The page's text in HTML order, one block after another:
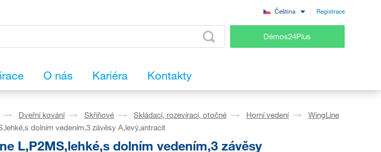
Čeština Registrace
Démos24Plus
O nás Kariéra Kontakty
Dveřní kování Skříňové Skládací, rozevírací, otočné Horní vedení
WingLine
dolním vedením,3 závěsy A,levý,antracit
L,P2MS,lehké,s dolním vedením,3 závěsy